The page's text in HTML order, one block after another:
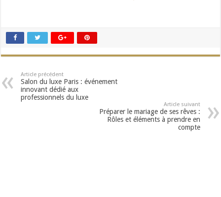
Article précédent
Salon du luxe Paris : événement
innovant dédié aux
professionnels du luxe
Article suivant
Préparer le mariage de ses rêves :
Rôles et éléments à prendre en
compte